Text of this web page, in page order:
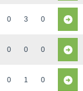
0 3 0
0 0 0
0 1 0